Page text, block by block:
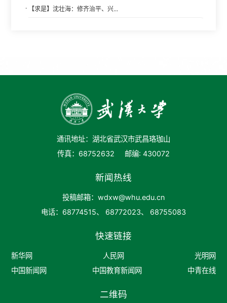
· 【求是】沈壮海：修齐治平、兴...
通讯地址：湖北省武汉市武昌珞珈山
传真：68752632
邮编: 430072
新闻热线
投稿邮箱：wdxw@whu.edu.cn
电话：68774515、 68772023、 68755083
快速链接
新华网 人民网
光明网
中国新闻网
中国教育新闻网 中青在线
二维码